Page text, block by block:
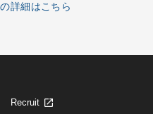
詳細はこちら
Recruit